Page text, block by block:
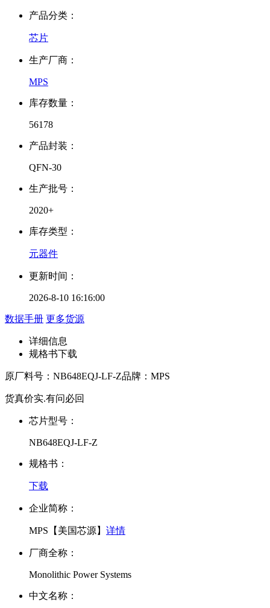
产品分类：
芯片
生产厂商：
MPS
库存数量：
56178
产品封装：
QFN-30
生产批号：
2020+
库存类型：
元器件
更新时间：
2026-8-10 16:16:00
数据手册 更多货源
详细信息
规格书下载
原厂料号： NB648EQJ-LF-Z品牌： MPS
货真价实.有问必回
芯片型号：
NB648EQJ-LF-Z
规格书：
下载
企业简称：
MPS【美国芯源】 详情
厂商全称：
Monolithic Power Systems
中文名称：